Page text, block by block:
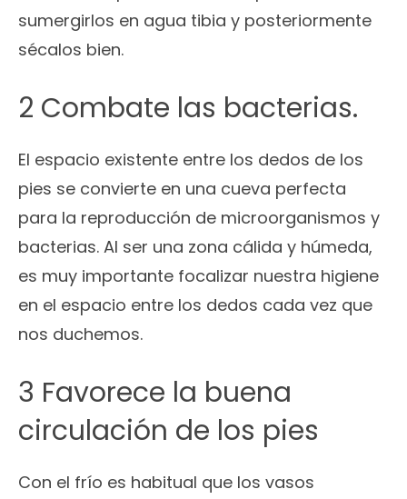
sumergirlos en agua tibia y posteriormente
sécalos bien.
2 Combate las bacterias.
El espacio existente entre los dedos de los
pies se convierte en una cueva perfecta
para la reproducción de microorganismos y
bacterias. Al ser una zona cálida y húmeda,
es muy importante focalizar nuestra higiene
en el espacio entre los dedos cada vez que
nos duchemos.
3 Favorece la buena
circulación de los pies
Con el frío es habitual que los vasos